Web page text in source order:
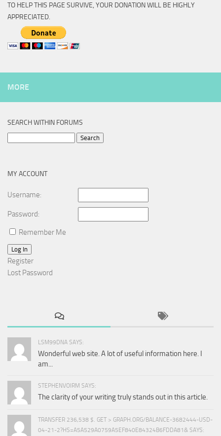
TO HELP THIS PAGE SURVIVE, YOUR DONATION WILL BE HIGHLY
APPRECIATED.
MORE
SEARCH WITHIN FORUMS
MY ACCOUNT
Username:
Password:
Remember Me
Log In
Register
Lost Password
LSM99DNA SAYS:
Wonderful web site. A lot of useful information here. I
am...
STEPHENVOIRM SAYS:
The clarity of your writing truly stands out in this article.
TRANSFER 236,538 $. GET > GRAPH.ORG/BALANCE-3682444-USD-
04-21-2?HS=A5A529A0759A5EF840E84324B6FDDA81& SAYS: